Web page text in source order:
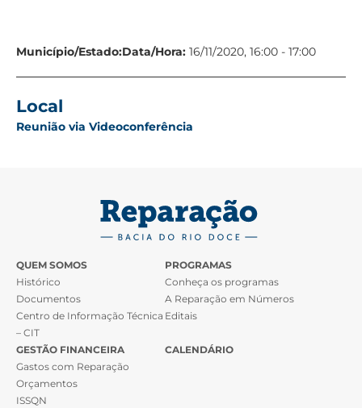
Município/Estado:Data/Hora: 16/11/2020, 16:00 - 17:00
Local
Reunião via Videoconferência
QUEM SOMOS
Histórico
Documentos
Centro de Informação Técnica
– CIT
PROGRAMAS
Conheça os programas
A Reparação em Números
Editais
GESTÃO FINANCEIRA
Gastos com Reparação
Orçamentos
ISSQN
CALENDÁRIO